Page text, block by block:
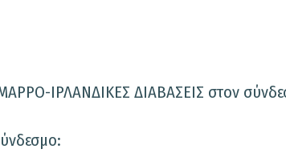
ΙΡΛΑΝΔΙΚΕΣ ΔΙΑΒΑΣΕΙΣ στον